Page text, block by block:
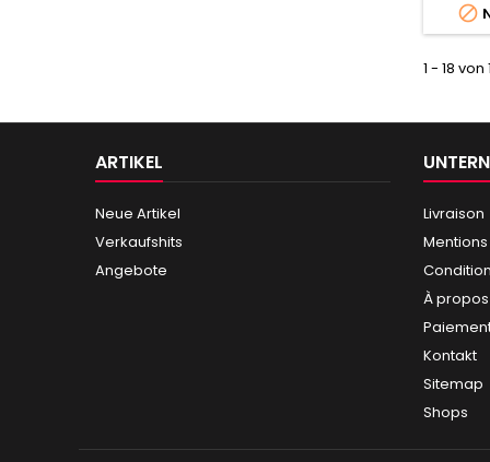

1 - 18
ARTIKEL
Neue Artikel
Verkaufshits
Angebote
Livraison
À propos
Kontakt
Sitemap
Shops